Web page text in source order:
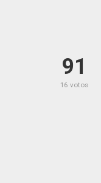
91
16 votos